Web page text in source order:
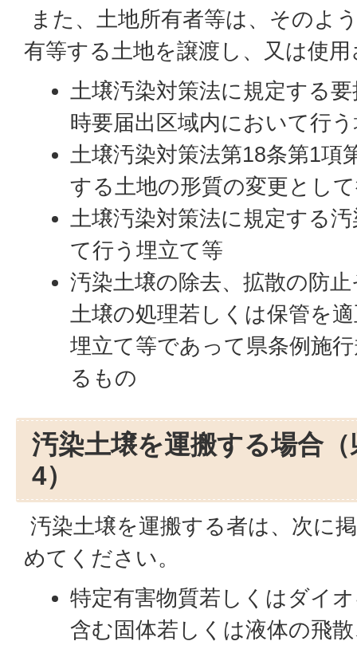
また、土地所有者等は、そのよ
有等する土地を譲渡し、又は使
土壌汚染対策法に規定する
時要届出区域内において行
土壌汚染対策法第18条第1項
する土地の形質の変更とし
土壌汚染対策法に規定する
て行う埋立て等
汚染土壌の除去、拡散の防
土壌の処理若しくは保管を
埋立て等であって県条例施
るもの
汚染土壌を運搬する場合
4）
汚染土壌を運搬する者は、次に
めてください。
特定有害物質若しくはダイ
含む固体若しくは液体の飛